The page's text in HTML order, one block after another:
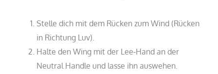
Stelle dich mit dem Rücken zum Wind (Rücken
in Richtung Luv).
Halte den Wing mit der Lee-Hand an der
Neutral Handle und lasse ihn auswehen.